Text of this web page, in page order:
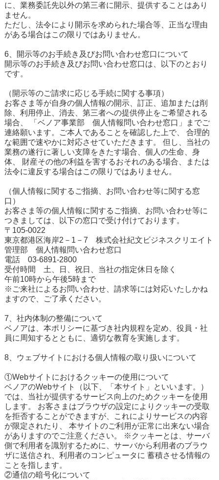
に、業務委託先以外の第三者に開示、提供することはあり
ません。
ただし、法令により開示を求められた場合等、正当な理由
がある場合はこの限りではありません。
6、開示等のお手続き及びお問い合わせ窓口について
開示等のお手続き及びお問い合わせ窓口は、以下のとおり
です。
（開示等のご請求に応じる手続に関する事項）
お客さま等が自身の個人情報の開示、訂正、追加または削
除、利用停止、消去、第三者への提供停止をご希望される
場合、 「ベノア事業部 個人情報問い合わせ窓口」までご
連絡願います。ご本人であることを確認した上で、 合理的
な範囲で速やかに対応させていただきます。 但し、当社の
業務の遂行に著しい支障をきたす場合、個人の生命、身
体、 財産その他の利益を害するおそれのある場合、または
法令に違反する場合はこの限りではありません。
（個人情報に関するご指摘、お問い合わせ等に関する窓
口）
お客さま等の個人情報に関するご指摘、お問い合わせ等に
つきましては、以下の窓口で受け付けております。
〒105-0022
東京都港区海岸2－1－7 株式会社紀文ビジネスクリエイト
管理部 個人情報問い合わせ窓口
電話 03-6891-2800
受付時間 土、日、祝日、当社の指定休日を除く
午前10時から午後5時まで
※ご来社によるお問い合わせ、請求等には対応いたしかね
ますので、ご了承ください。
7、社内体制の整備について
ベノアは、本ポリシーに基づき社内規程を定め、役員・社
員に周知するとともに、適切な教育を実施します。
8、ウェブサイトにおける個人情報の取り扱いについて
①Webサイトにおけるクッキーの使用について
ベノアのWebサイト（以下、「本サイト」といいます。）
では、当社が提供するサービス向上のためクッキーを使用
します。 お客さまはブラウザの設定によりクッキーの受取
を拒否することができますが、これによりサービスの内容
が限定されたり、 本サイトのご利用が正常に出来ない場合
がありますのでご注意ください。 ※クッキーとは、サーバ
側で利用者を識別するために、サーバから利用者のブラウ
ザに送信され、利用者のコンピュータに 蓄積させる情報の
ことを指します。
②通信の暗号化について